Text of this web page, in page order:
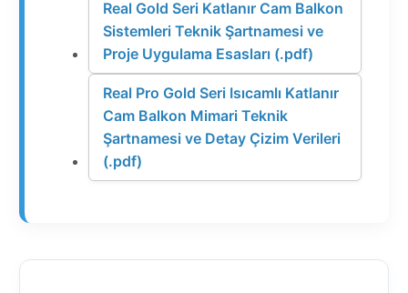
Real Gold Seri Katlanır Cam Balkon
Sistemleri Teknik Şartnamesi ve
Proje Uygulama Esasları (.pdf)
Real Pro Gold Seri Isıcamlı Katlanır
Cam Balkon Mimari Teknik
Şartnamesi ve Detay Çizim Verileri
(.pdf)